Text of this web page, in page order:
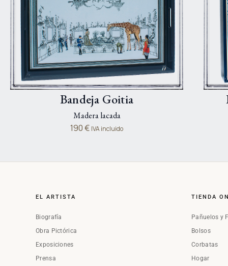
Bandeja Goitia
Madera lacada
190€ IVA incluido
EL ARTISTA
Biografía
Obra Pictórica
Exposiciones
Prensa
TIENDA
Pañuelos y
Bolsos
Corbatas
Hogar